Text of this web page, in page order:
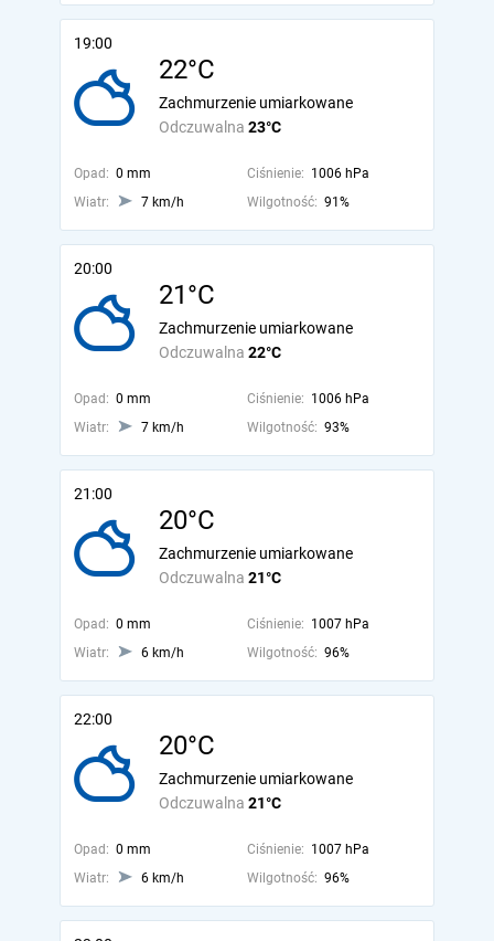
19:00
22°C
Odczuwalna 23°C
Zachmurzenie umiarkowane
Opad: 0 mm Ciśnienie: 1006 hPa
Wiatr:
7 km/h Wilgotność: 91%
20:00
21°C
Odczuwalna 22°C
Zachmurzenie umiarkowane
Opad: 0 mm Ciśnienie: 1006 hPa
Wiatr:
7 km/h Wilgotność: 93%
21:00
20°C
Odczuwalna 21°C
Zachmurzenie umiarkowane
Opad: 0 mm Ciśnienie: 1007 hPa
Wiatr:
6 km/h Wilgotność: 96%
22:00
20°C
Odczuwalna 21°C
Zachmurzenie umiarkowane
Opad: 0 mm Ciśnienie: 1007 hPa
Wiatr:
6 km/h Wilgotność: 96%